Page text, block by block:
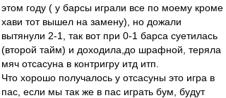
этом году ( у барсы играли все по моему кроме
хави тот вышел на замену), но дожали
вытянули 2-1, так вот при 0-1 барса суетилась
(второй тайм) и доходила,до шрафной, теряла
мяч отсасуна в контригру итд итп.
Что хорошо получалось у отсасуны это игра в
пас, если мы так же в пас играть бум, будут